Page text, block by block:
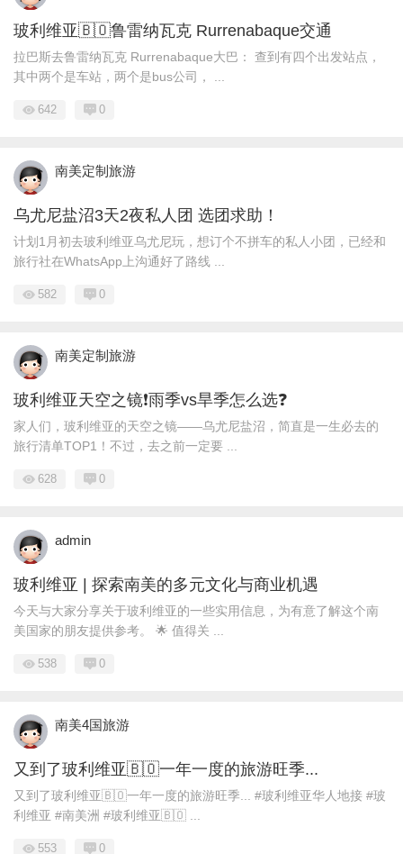
玻利维亚🇧🇴鲁雷纳瓦克 Rurrenabaque交通
拉巴斯去鲁雷纳瓦克 Rurrenabaque大巴： 查到有四个出发站点，
其中两个是车站，两个是bus公司， ...
642 0
南美定制旅游
乌尤尼盐沼3天2夜私人团 选团求助！
计划1月初去玻利维亚乌尤尼玩，想订个不拼车的私人小团，已经和
旅行社在WhatsApp上沟通好了路线 ...
582 0
南美定制旅游
玻利维亚天空之镜❗️雨季vs旱季怎么选❓️
家人们，玻利维亚的天空之镜——乌尤尼盐沼，简直是一生必去的
旅行清单TOP1！不过，去之前一定要 ...
628 0
admin
玻利维亚 | 探索南美的多元文化与商业机遇
今天与大家分享关于玻利维亚的一些实用信息，为有意了解这个南
美国家的朋友提供参考。 🌟 值得关 ...
538 0
南美4国旅游
又到了玻利维亚🇧🇴一年一度的旅游旺季...
又到了玻利维亚🇧🇴一年一度的旅游旺季... #玻利维亚华人地接 #玻
利维亚 #南美洲 #玻利维亚🇧🇴 ...
553 0